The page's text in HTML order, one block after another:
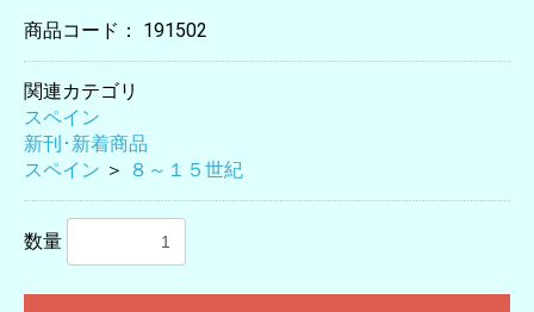
商品コード： 191502
関連カテゴリ
スペイン
新刊･新着商品
スペイン ＞ ８～１５世紀
数量